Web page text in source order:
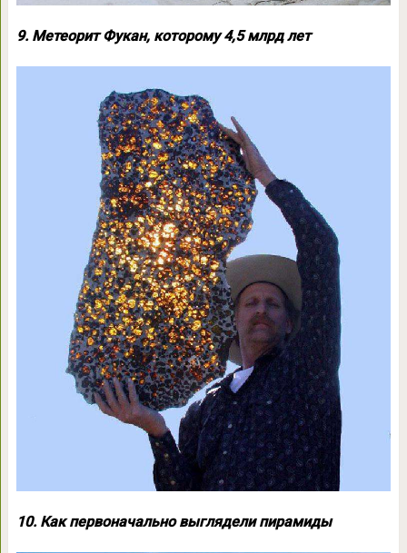
9. Метеорит Фукан, которому 4,5 млрд лет
10. Как первоначально выглядели пирамиды